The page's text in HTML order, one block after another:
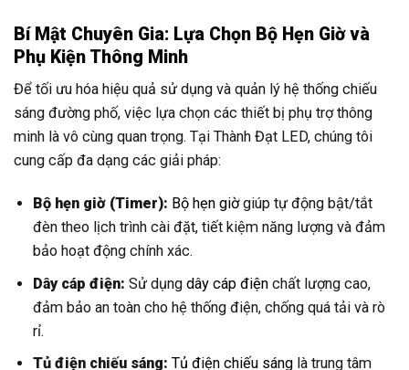
Bí Mật Chuyên Gia: Lựa Chọn Bộ Hẹn Giờ và
Phụ Kiện Thông Minh
Để tối ưu hóa hiệu quả sử dụng và quản lý hệ thống chiếu
sáng đường phố, việc lựa chọn các thiết bị phụ trợ thông
minh là vô cùng quan trọng. Tại Thành Đạt LED, chúng tôi
cung cấp đa dạng các giải pháp:
Bộ hẹn giờ (Timer): Bộ hẹn giờgiúp tự động bật/tắt
đèn theo lịch trình cài đặt, tiết kiệm năng lượng và đảm
bảo hoạt động chính xác.
Dây cáp điện: Sử dụngdây cáp điện chất lượng cao,
đảm bảo an toàn cho hệ thống điện, chống quá tải và rò
rỉ.
Tủ điện chiếu sáng: Tủ điện chiếu sáng là trung tâm